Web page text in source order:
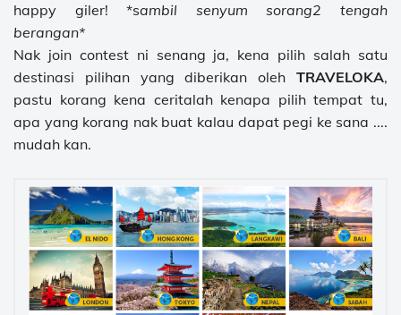
happy giler! *sambil senyum sorang2 tengah
berangan*
Nak join contest ni senang ja, kena pilih salah satu
destinasi pilihan yang diberikan oleh TRAVELOKA,
pastu korang kena ceritalah kenapa pilih tempat tu,
apa yang korang nak buat kalau dapat pegi ke sana ....
mudah kan.